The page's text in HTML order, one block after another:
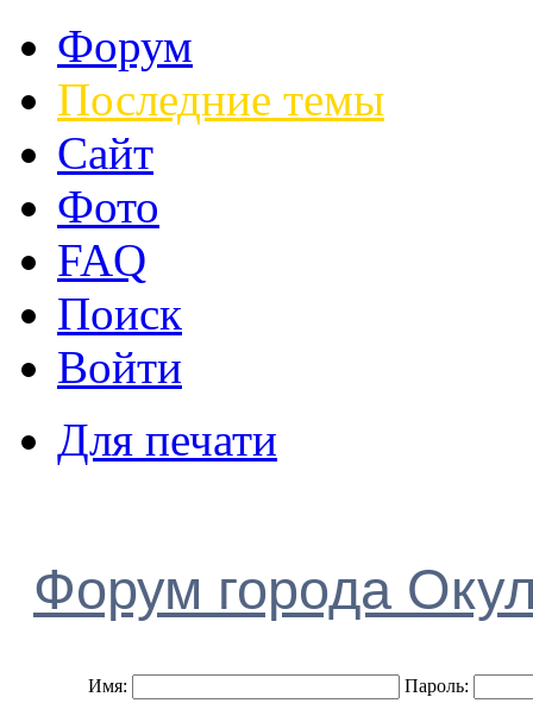
Форум
Последние темы
Сайт
Фото
FAQ
Поиск
Войти
Для печати
Форум города
Имя: Пароль: